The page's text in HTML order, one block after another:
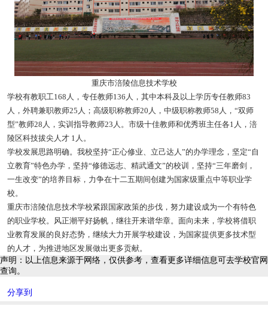
重庆市涪陵信息技术学校
学校有教职工168人，专任教师136人，其中本科及以上学历专任教师83
人，外聘兼职教师25人；高级职称教师20人，中级职称教师58人，“双师
型”教师28人，实训指导教师23人。市级十佳教师和优秀班主任各1人，涪
陵区科技拔尖人才 1人。
学校发展思路明确。我校坚持“正心修业、立己达人”的办学理念，坚定“自
立教育”特色办学，坚持“修德远志、精武通文”的校训，坚持“三年磨剑，
一生改变”的培养目标，力争在十二五期间创建为国家级重点中等职业学
校。
重庆市涪陵信息技术学校紧跟国家政策的步伐，努力建设成为一个有特色
的职业学校。风正潮平好扬帆，继往开来谱华章。面向未来，学校将借职
业教育发展的良好态势，继续大力开展学校建设，为国家提供更多技术型
的人才，为推进地区发展做出更多贡献。
声明：以上信息来源于网络，仅供参考，查看更多详细信息可去学校官网
查询。
分享到